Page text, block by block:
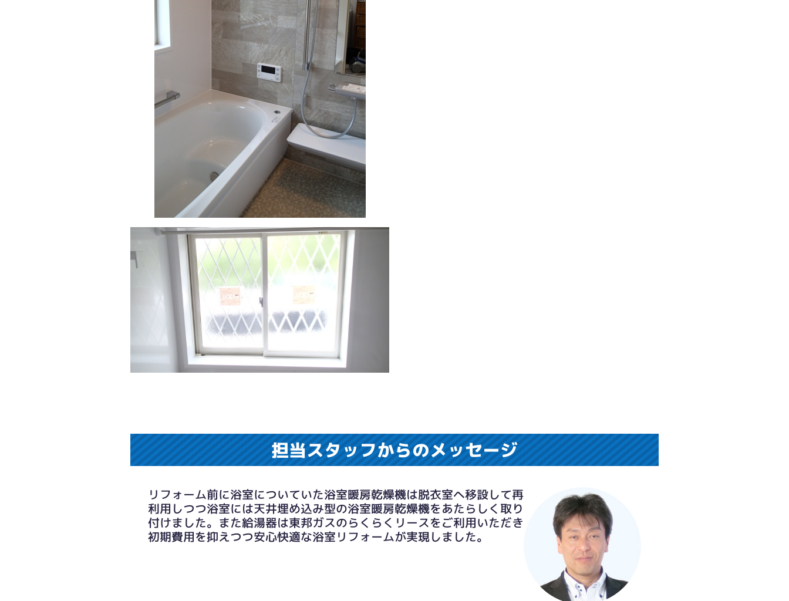
担当スタッフからのメッセージ
リフォーム前に浴室についていた浴室暖房乾燥機は脱衣室へ移設して再
利用しつつ浴室には天井埋め込み型の浴室暖房乾燥機をあたらしく取り
付けました。また給湯器は東邦ガスのらくらくリースをご利用いただき
初期費用を抑えつつ安心快適な浴室リフォームが実現しました。